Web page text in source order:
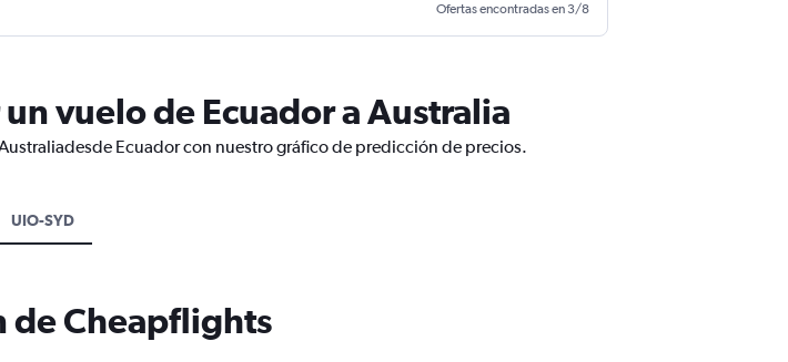
Ofertas encontradas en 3/8
vuelo de Ecuador a Australia
Ecuador con nuestro gráfico de predicción de precios.
UIO-SYD
de Cheapflights